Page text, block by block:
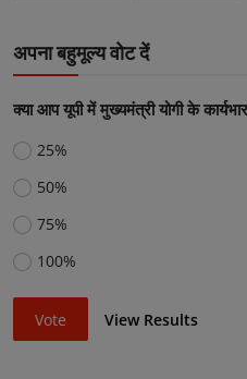
अपना बहुमूल्य वोट दें
क्या आप यूपी में मुख्यमंत्री योगी के
25%
50%
75%
100%
Vote View Results